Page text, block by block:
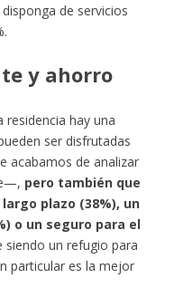
de servicios
y ahorro
residencia hay una
ser disfrutadas
acabamos de analizar
pero también que
plazo (38%), un
o un seguro para el
siendo un refugio para
particular es la mejor